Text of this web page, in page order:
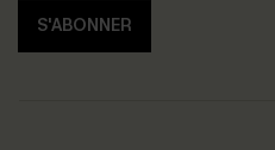
S'ABONNER